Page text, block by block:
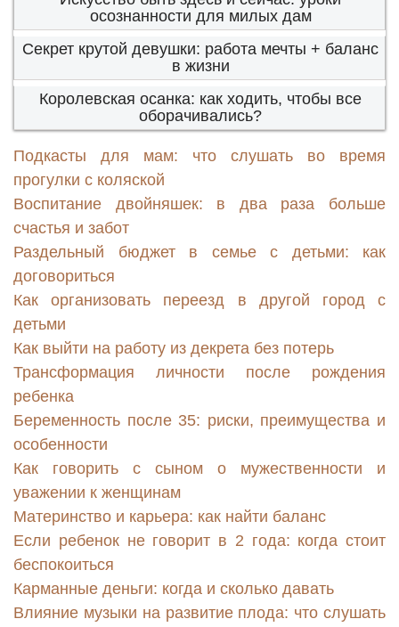
осознанности для милых дам
Секрет крутой девушки: работа мечты + баланс
в жизни
Королевская осанка: как ходить, чтобы все
оборачивались?
Подкасты для мам: что слушать во время
прогулки с коляской
Воспитание двойняшек: в два раза больше
счастья и забот
Раздельный бюджет в семье с детьми: как
договориться
Как организовать переезд в другой город с
детьми
Как выйти на работу из декрета без потерь
Трансформация личности после рождения
ребенка
Беременность после 35: риски, преимущества и
особенности
Как говорить с сыном о мужественности и
уважении к женщинам
Материнство и карьера: как найти баланс
Если ребенок не говорит в 2 года: когда стоит
беспокоиться
Карманные деньги: когда и сколько давать
Влияние музыки на развитие плода: что слушать